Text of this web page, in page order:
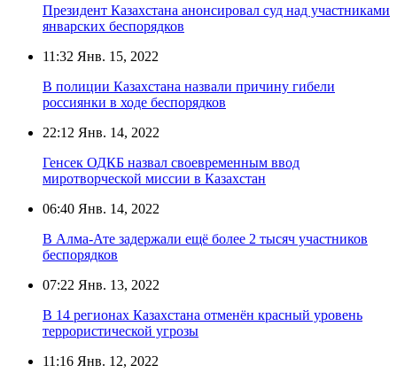
Президент Казахстана анонсировал суд над участниками
январских беспорядков
11:32 Янв. 15, 2022
В полиции Казахстана назвали причину гибели
россиянки в ходе беспорядков
22:12 Янв. 14, 2022
Генсек ОДКБ назвал своевременным ввод
миротворческой миссии в Казахстан
06:40 Янв. 14, 2022
В Алма-Ате задержали ещё более 2 тысяч участников
беспорядков
07:22 Янв. 13, 2022
В 14 регионах Казахстана отменён красный уровень
террористической угрозы
11:16 Янв. 12, 2022